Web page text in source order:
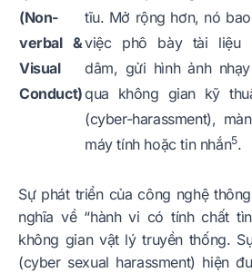
(Non-
verbal &
Visual
Conduct)
tĩu. Mở rộng hơn, nó
việc phô bày tài liệu
dâm, gửi hình ảnh
qua không gian kỹ
(cyber-harassment),
máy tính hoặc tin nhắn5.
Sự phát triển của công nghệ
nghĩa về “hành vi có tính chất
không gian vật lý truyền thống.
(cyber sexual harassment) hiện